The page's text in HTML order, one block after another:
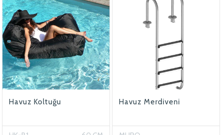
Havuz Koltuğu Havuz Merdiveni